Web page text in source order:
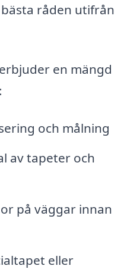
råden utifrån
en mängd
och målning
av tapeter och
på väggar innan
eller